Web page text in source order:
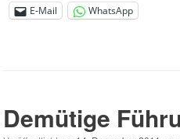
E-Mail WhatsApp
Demütige